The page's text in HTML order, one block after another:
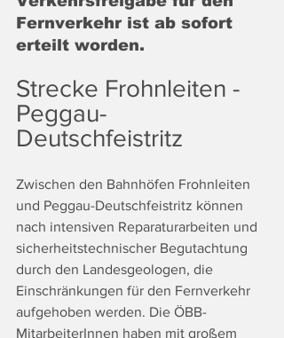
Fernverkehr ist ab sofort
erteilt worden.
Strecke Frohnleiten -
Peggau-
Deutschfeistritz
Zwischen den Bahnhöfen Frohnleiten
und Peggau-Deutschfeistritz können
nach intensiven Reparaturarbeiten und
sicherheitstechnischer Begutachtung
durch den Landesgeologen, die
Einschränkungen für den Fernverkehr
aufgehoben werden. Die ÖBB-
MitarbeiterInnen haben mit großem